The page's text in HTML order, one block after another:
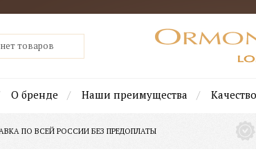
нет товаров
О бренде Наши преимущества Качество
ПО ВСЕЙ РОССИИ БЕЗ ПРЕДОПЛАТЫ